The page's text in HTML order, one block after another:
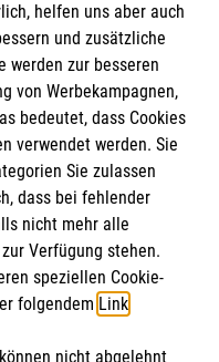
12
helfen uns aber auch
und zusätzliche
werden zur besseren
von Werbekampagnen,
bedeutet, dass Cookies
verwendet werden. Sie
Sie zulassen
dass bei fehlender
nicht mehr alle
Verfügung stehen.
speziellen Cookie-
folgendem Link.
nicht abgelehnt